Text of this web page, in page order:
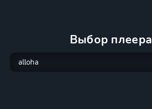
Выбор плеера